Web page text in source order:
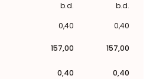
b.d.
b.d.
0,40 0,40
157,00 157,00
0,40 0,40